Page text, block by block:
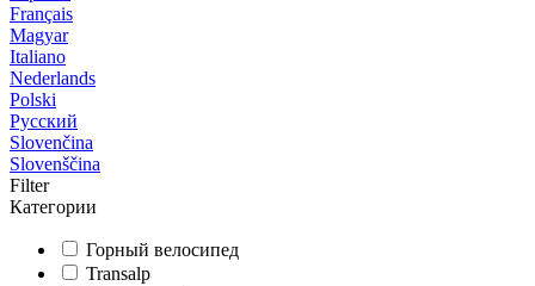
Français
Magyar
Italiano
Nederlands
Polski
Русский
Slovenčina
Slovenščina
Filter
Категории
Горный велосипед
Transalp